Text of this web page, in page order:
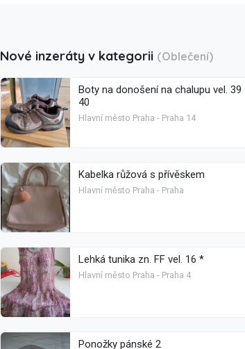
Nové inzeráty v kategorii (Oblečení)
Boty na donošení na chalupu vel. 39
40
Hlavní město Praha - Praha 14
Kabelka růžová s přívěskem
Hlavní město Praha - Praha
Lehká tunika zn. FF vel. 16 *
Hlavní město Praha - Praha 4
Ponožky pánské 2